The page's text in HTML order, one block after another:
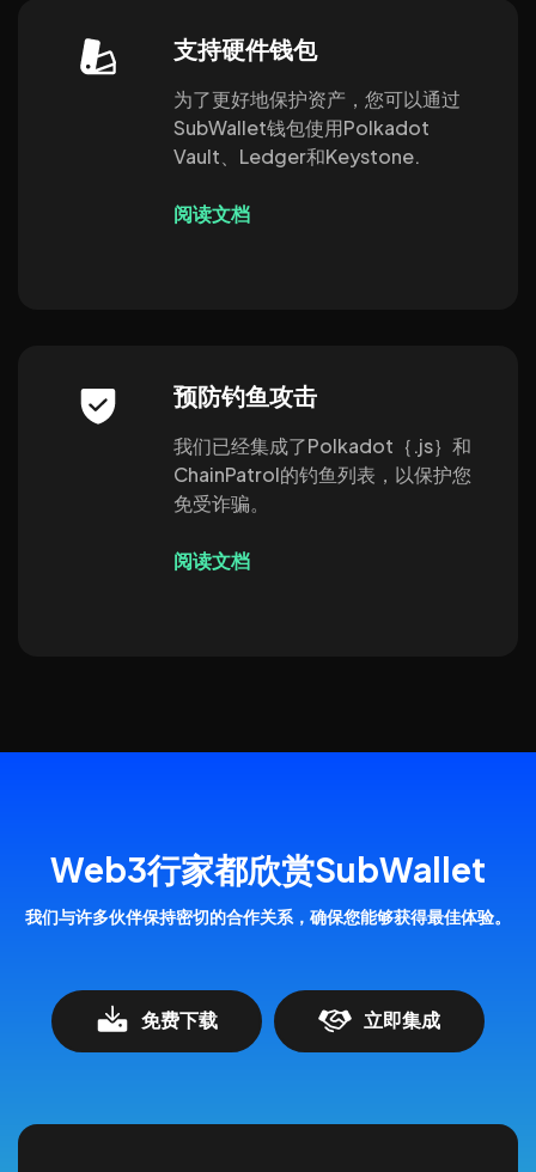
支持硬件钱包
为了更好地保护资产，您可以通过
SubWallet钱包使用Polkadot
Vault、Ledger和Keystone.
阅读文档
预防钓鱼攻击
我们已经集成了Polkadot｛.js｝和
ChainPatrol的钓鱼列表，以保护您
免受诈骗。
阅读文档
Web3行家都欣赏SubWallet
我们与许多伙伴保持密切的合作关系，确保您能够获得最佳体验。
免费下载 立即集成